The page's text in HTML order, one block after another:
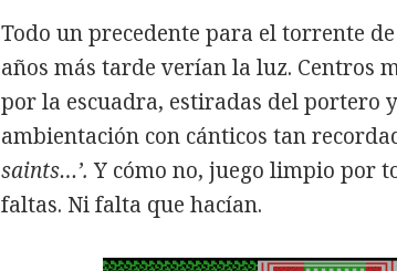
Todo un precedente para el torrente
años más tarde verían la luz. Centros
por la escuadra, estiradas del portero
ambientación con cánticos tan
saints…’.Y cómo no, juego limpio por
faltas. Ni falta que hacían.